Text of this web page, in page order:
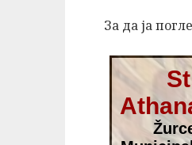
За да ја